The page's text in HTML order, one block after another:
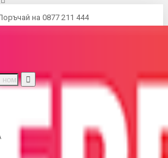
на 0877 211 444